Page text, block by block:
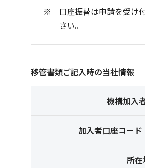
口座振替は申請を受け
さい。
移管書類ご記入時の当社情報
機構加入
加入者口座コード
所在